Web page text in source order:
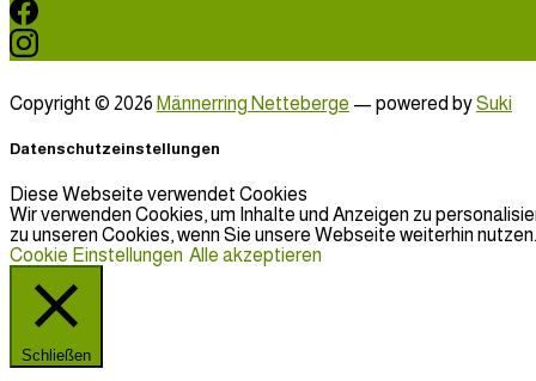
Facebook
Instagram
Copyright © 2026 Männerring Netteberge — powered bySuki
Datenschutzeinstellungen
Diese Webseite verwendet Cookies
Wir verwenden Cookies, um Inhalte und Anzeigen zu
zu unseren Cookies, wenn Sie unsere Webseite weiterhin
Cookie Einstellungen Alle akzeptieren
Schließen